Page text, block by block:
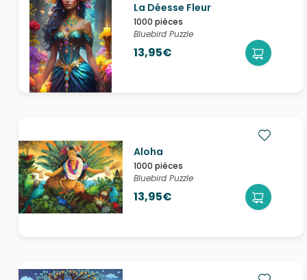
La Déesse Fleur
1000 pièces
Bluebird Puzzle
13,95€
Aloha
1000 pièces
Bluebird Puzzle
13,95€